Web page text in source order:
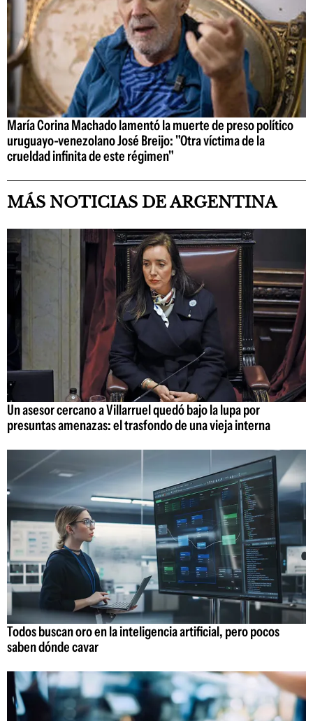
María Corina Machado lamentó la muerte de preso político
uruguayo-venezolano José Breijo: "Otra víctima de la
crueldad infinita de este régimen"
MÁS NOTICIAS DE ARGENTINA
Un asesor cercano a Villarruel quedó bajo la lupa por
presuntas amenazas: el trasfondo de una vieja interna
Todos buscan oro en la inteligencia artificial, pero pocos
saben dónde cavar